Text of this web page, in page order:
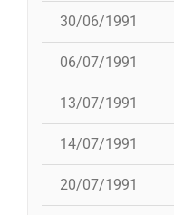
30/06/1991
06/07/1991
13/07/1991
14/07/1991
20/07/1991